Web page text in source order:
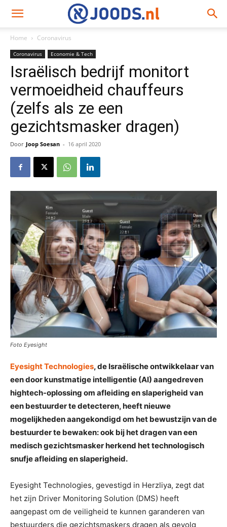
Home Coronavirus
Coronavirus Economie & Tech
Israëlisch bedrijf monitort
vermoeidheid chauffeurs
(zelfs als ze een
gezichtsmasker dragen)
Door Joop Soesan - 16 april 2020
Foto Eyesight
Eyesight Technologies, de Israëlische ontwikkelaar van
een door kunstmatige intelligentie (AI) aangedreven
hightech-oplossing om afleiding en slaperigheid van
een bestuurder te detecteren, heeft nieuwe
mogelijkheden aangekondigd om het bewustzijn van de
bestuurder te bewaken: ook bij het dragen van een
medisch gezichtsmasker herkend het technologisch
snufje afleiding en slaperigheid.
Eyesight Technologies, gevestigd in Herzliya, zegt dat
het zijn Driver Monitoring Solution (DMS) heeft
aangepast om de veiligheid te kunnen garanderen van
bestuurders die gezichtsmaskers dragen als gevolg